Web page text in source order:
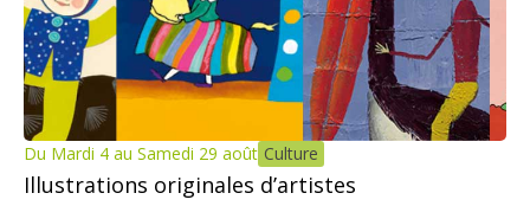
Du Mardi 4 au Samedi 29 août Culture
Illustrations originales d’artistes